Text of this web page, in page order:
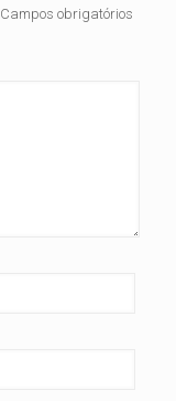
Campos obrigatórios